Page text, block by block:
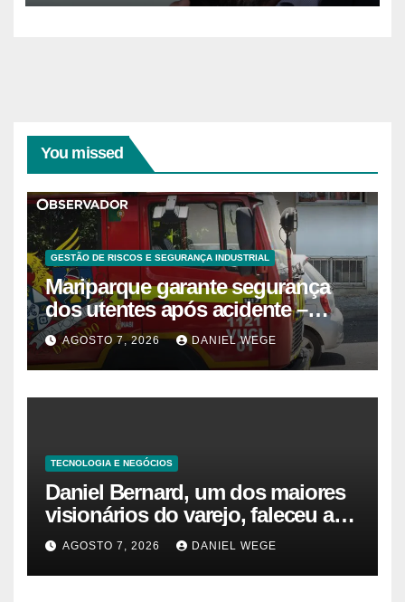
You missed
GESTÃO DE RISCOS E SEGURANÇA INDUSTRIAL
Mariparque garante segurança
dos utentes após acidente –
Observador
AGOSTO 7, 2026 DANIEL WEGE
TECNOLOGIA E NEGÓCIOS
Daniel Bernard, um dos maiores
visionários do varejo, faleceu aos
80 anos – Sincovaga Notícias
AGOSTO 7, 2026 DANIEL WEGE